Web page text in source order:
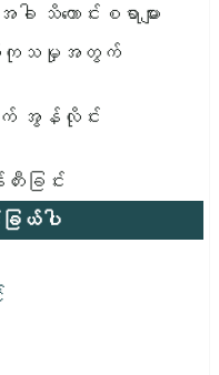
သိကောင်းစရာများ
ကုသမှုအတွက်
အွန်လိုင်း
းခြင်း
ယ်ပါ